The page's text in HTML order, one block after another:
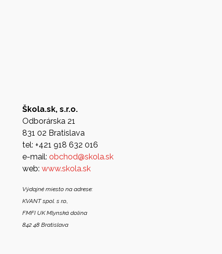
Škola.sk, s.r.o.
Odborárska 21
831 02 Bratislava
tel: +421 918 632 016
e-mail: obchod@skola.sk
web: www.skola.sk
Výdajné miesto na adrese:
KVANT spol. s r.o.,
FMFI UK Mlynská dolina
842 48 Bratislava